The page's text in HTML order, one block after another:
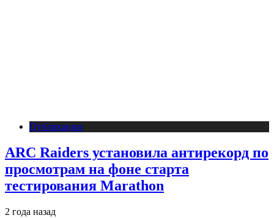
Публикации
ARC Raiders установила антирекорд по
просмотрам на фоне старта
тестирования Marathon
2 года назад